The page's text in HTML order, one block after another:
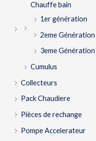
Chauffe bain
1er génération
2eme Génération
3eme Génération
Cumulus
Collecteurs
Pack Chaudiere
Pièces de rechange
Pompe Accelerateur